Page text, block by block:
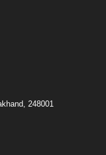
248001